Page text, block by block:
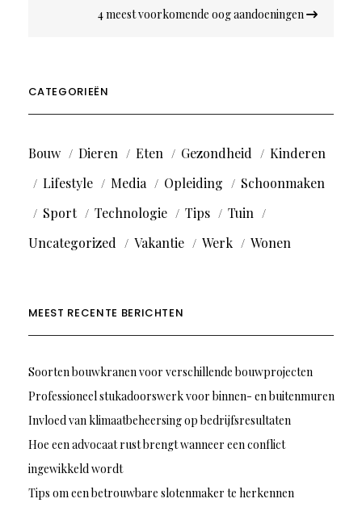
4 meest voorkomende oog aandoeningen
CATEGORIEËN
Bouw Dieren Eten Gezondheid
Kinderen
Lifestyle
Media Opleiding
Schoonmaken
Sport
Technologie Tips
Tuin
Uncategorized
Vakantie Werk Wonen
MEEST RECENTE BERICHTEN
Soorten bouwkranen voor verschillende bouwprojecten
Professioneel stukadoorswerk voor binnen- en buitenmuren
Invloed van klimaatbeheersing op bedrijfsresultaten
Hoe een advocaat rust brengt wanneer een conflict
ingewikkeld wordt
Tips om een betrouwbare slotenmaker te herkennen